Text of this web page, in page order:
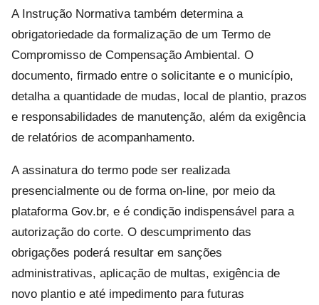
A Instrução Normativa também determina a
obrigatoriedade da formalização de um Termo de
Compromisso de Compensação Ambiental. O
documento, firmado entre o solicitante e o município,
detalha a quantidade de mudas, local de plantio, prazos
e responsabilidades de manutenção, além da exigência
de relatórios de acompanhamento.
A assinatura do termo pode ser realizada
presencialmente ou de forma on-line, por meio da
plataforma Gov.br, e é condição indispensável para a
autorização do corte. O descumprimento das
obrigações poderá resultar em sanções
administrativas, aplicação de multas, exigência de
novo plantio e até impedimento para futuras